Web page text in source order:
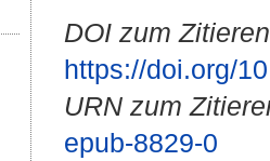
DOI zum
https://doi.org/
URN zum
epub-8829-0